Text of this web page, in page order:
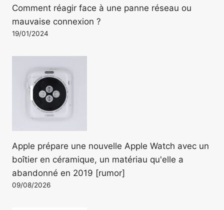
Comment réagir face à une panne réseau ou
mauvaise connexion ?
19/01/2024
Apple prépare une nouvelle Apple Watch avec un
boîtier en céramique, un matériau qu'elle a
abandonné en 2019 [rumor]
09/08/2026